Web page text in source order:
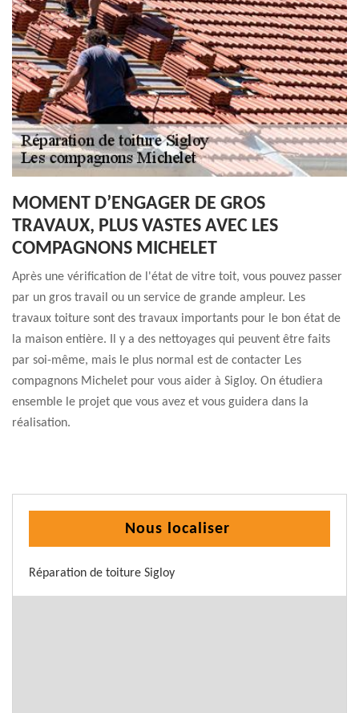
MOMENT D’ENGAGER DE GROS
TRAVAUX, PLUS VASTES AVEC LES
COMPAGNONS MICHELET
Après une vérification de l'état de vitre toit, vous pouvez passer
par un gros travail ou un service de grande ampleur. Les
travaux toiture sont des travaux importants pour le bon état de
la maison entière. Il y a des nettoyages qui peuvent être faits
par soi-même, mais le plus normal est de contacter Les
compagnons Michelet pour vous aider à Sigloy. On étudiera
ensemble le projet que vous avez et vous guidera dans la
réalisation.
Nous localiser
Réparation de toiture Sigloy